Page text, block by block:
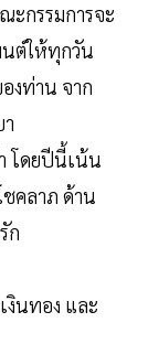
กรรมการจะ
นต์ให้ทุกวัน
งท่าน จาก
โดยปีนี้เน้น
คลาภ ด้าน
ก
งินทอง และ